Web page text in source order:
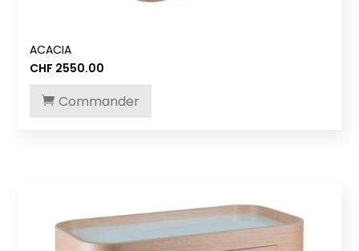
ACACIA
CHF 2550.00
Commander